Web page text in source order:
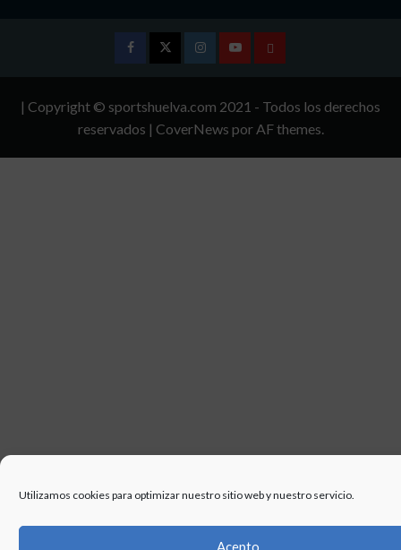
Utilizamos cookies para optimizar nuestro sitio web y nuestro servicio.
Acepto
InstagramYoutubeTÉRMINOS
CONDICIONES
| Copyright © sportshuelva.com 2021 - Todos los derechos
reservados | CoverNews por AF themes.